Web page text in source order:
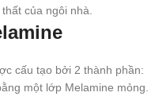
của ngôi nhà.
cấu tạo bởi 2 thành phần:
một lớp Melamine mỏng.